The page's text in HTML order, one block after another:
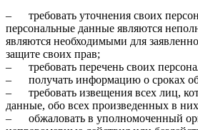
– требовать уточнения своих
персональные данные являются
являются необходимыми для
защите своих прав;
– требовать перечень своих
– получать информацию о сроках
– требовать извещения всех лиц,
данные, обо всех произведенных в
– обжаловать в уполномоченный